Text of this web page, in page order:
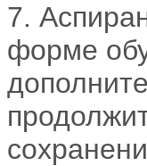
7.
форме